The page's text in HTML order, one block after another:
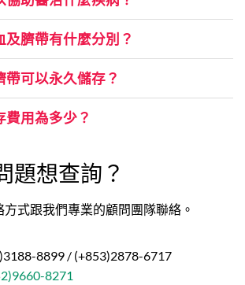
及臍帶有什麼分別？
帶可以永久儲存？
費用為多少？
題想查詢？
式跟我們專業的顧問團隊聯絡。
8899 / (+853)2878-6717
8271